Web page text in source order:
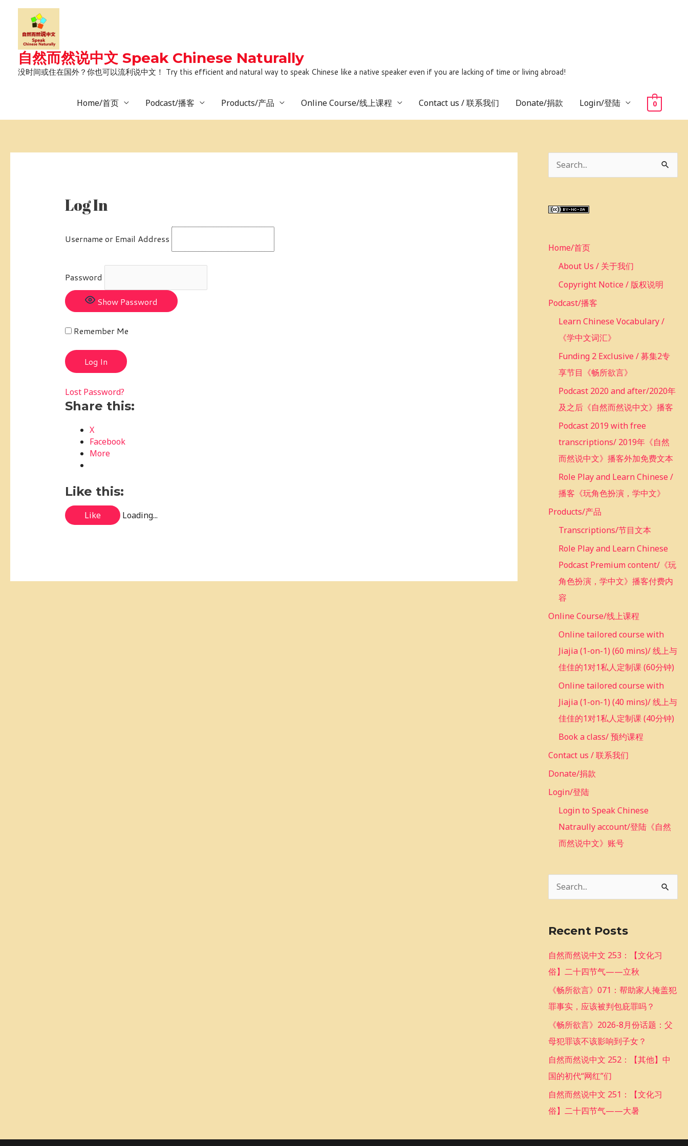
自然而然说中文 Speak Chinese Naturally
没时间或住在国外？你也可以流利说中文！ Try this efficient and natural way to speak Chinese like a native speaker even if you are lacking of time or living abroad!
Home/首页 Podcast/播客 Products/产品 Online Course/线上课程 Contact us / 联系我们 Donate/捐款 Login/登陆 0
Log In
Username or Email Address
Password
Show Password
Remember Me
Lost Password?
Share this:
X
Facebook
More
Like this:
Like Loading...
r
h
r
Home/首页
About Us / 关于我们
Copyright Notice / 版权说明
Podcast/播客
Learn Chinese Vocabulary /
《学中文词汇》
Funding 2 Exclusive / 募集2专
享节目《畅所欲言》
Podcast 2020 and after/2020年
及之后《自然而然说中文》播客
Podcast 2019 with free
transcriptions/ 2019年《自然
而然说中文》播客外加免费文本
Role Play and Learn Chinese /
播客《玩角色扮演，学中文》
Products/产品
Transcriptions/节目文本
Role Play and Learn Chinese
Podcast Premium content/《玩
角色扮演，学中文》播客付费内
容
Online Course/线上课程
Online tailored course with
Jiajia (1-on-1) (60 mins)/ 线上与
佳佳的1对1私人定制课 (60分钟)
Online tailored course with
Jiajia (1-on-1) (40 mins)/ 线上与
佳佳的1对1私人定制课 (40分钟)
Book a class/ 预约课程
Contact us / 联系我们
Donate/捐款
Login/登陆
Login to Speak Chinese
Natraully account/登陆《自然
而然说中文》账号
r
c
h
o
Recent Posts
自然而然说中文 253：【文化习
俗】二十四节气——立秋
《畅所欲言》071：帮助家人掩盖犯
罪事实，应该被判包庇罪吗？
《畅所欲言》2026-8月份话题：父
母犯罪该不该影响到子女？
自然而然说中文 252：【其他】中
国的初代“网红”们
自然而然说中文 251：【文化习
俗】二十四节气——大暑